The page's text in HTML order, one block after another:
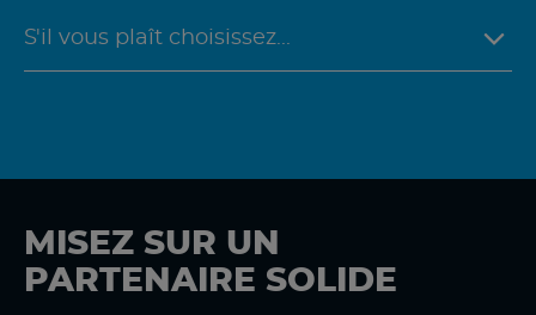
MISEZ SUR UN
PARTENAIRE SOLIDE